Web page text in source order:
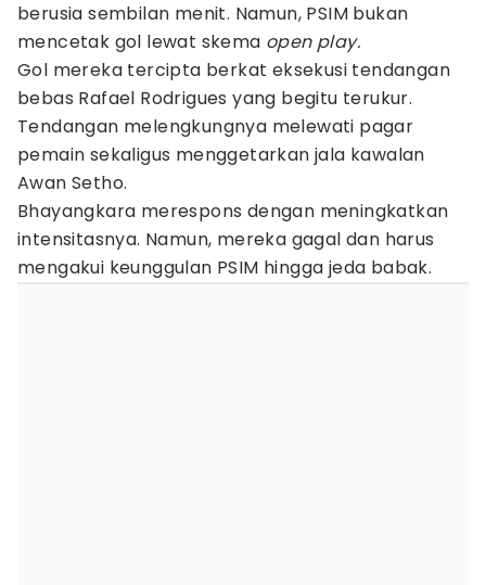
berusia sembilan menit. Namun, PSIM bukan
mencetak gol lewat skema open play.
Gol mereka tercipta berkat eksekusi tendangan
bebas Rafael Rodrigues yang begitu terukur.
Tendangan melengkungnya melewati pagar
pemain sekaligus menggetarkan jala kawalan
Awan Setho.
Bhayangkara merespons dengan meningkatkan
intensitasnya. Namun, mereka gagal dan harus
mengakui keunggulan PSIM hingga jeda babak.